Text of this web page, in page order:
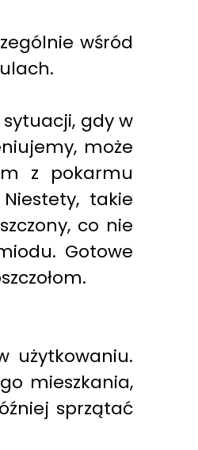
wśród
gdy w
może
z pokarmu
takie
co nie
Gotowe
użytkowaniu.
mieszkania,
sprzątać